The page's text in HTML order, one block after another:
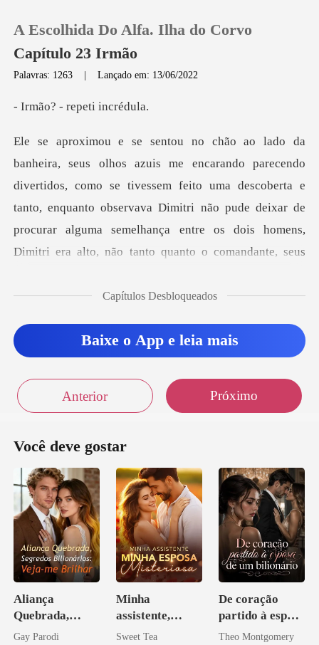
Loja
Histórico
Sair
A Escolhida Do Alfa. Ilha do Corvo
Capítulo 23 Irmão
Palavras: 1263 |Lançado em: 13/06/2022
- repeti
os, como se tivessem feito uma descoberta e
tanto, enquanto observava Dimitri não pude deixar de
procurar
Capítulos Desbloqueados
Baixe o App e leia mais
Anterior Próximo
Você deve gostar
Aliança
Quebrada,
Segredos
Gay Parodi
Minha
assistente,
minha esposa
Sweet Tea
De coração
partido à esposa
de um bilionário
Theo Montgomery